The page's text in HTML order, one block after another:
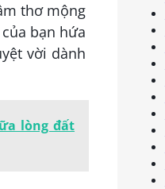
thơ mộng
bạn hứa
vời dành
lòng đất